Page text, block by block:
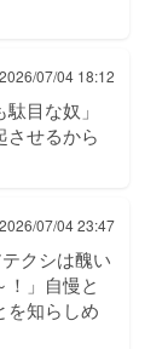
2026/07/04 18:12
目な奴」
させるから
2026/07/04 23:47
クシは醜い
！」自慢と
を知らしめ